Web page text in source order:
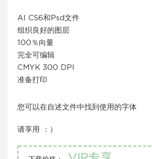
AI CS6和Psd文件
组织良好的图层
100％向量
完全可编辑
CMYK 300 DPI
准备打印
您可以在自述文件中找到使用的字体
请享用 ：）